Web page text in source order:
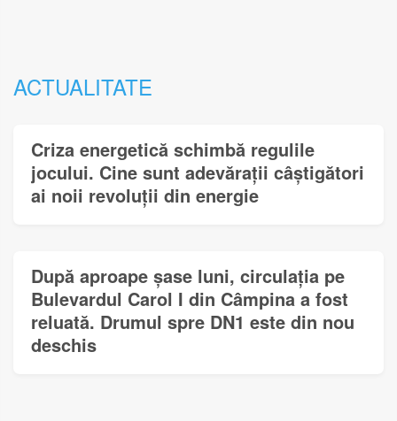
ACTUALITATE
Criza energetică schimbă regulile
jocului. Cine sunt adevărații câștigători
ai noii revoluții din energie
După aproape șase luni, circulația pe
Bulevardul Carol I din Câmpina a fost
reluată. Drumul spre DN1 este din nou
deschis